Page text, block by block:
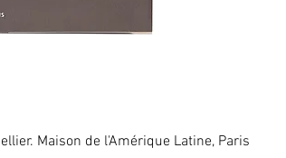
Maison de l'Amérique Latine, Paris